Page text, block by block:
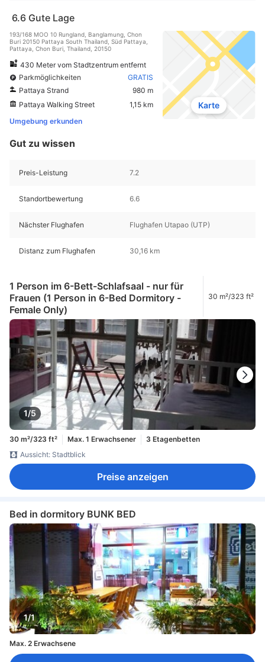
6.6 Gute Lage
193/168 MOO 10 Rungland, Banglamung, Chon
Buri 20150 Pattaya South Thailand, Süd Pattaya,
Pattaya, Chon Buri, Thailand, 20150
430 Meter vom Stadtzentrum entfernt
Parkmöglichkeiten
GRATIS
Pattaya Strand
980 m
Pattaya Walking Street
1,15 km
Umgebung erkunden
Karte
Gut zu wissen
Preis-Leistung 7.2
Standortbewertung 6.6
Nächster Flughafen Flughafen Utapao (UTP)
Distanz zum Flughafen 30,16 km
1 Person im 6-Bett-Schlafsaal - nur für
Frauen (1 Person in 6-Bed Dormitory -
Female Only)
30 m²/323 ft²
1/5
30 m²/323 ft² Max. 1 Erwachsener
3 Etagenbetten
Aussicht: Stadtblick
Preise anzeigen
Bed in dormitory BUNK BED
1/1
Max. 2 Erwachsene